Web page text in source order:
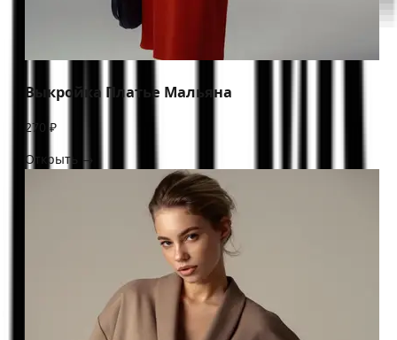
Выкройка Платье Мальяна
270 ₽
Открыть →